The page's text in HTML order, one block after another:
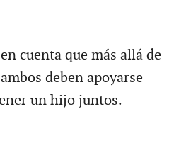
cuenta que más allá de
deben apoyarse
un hijo juntos.